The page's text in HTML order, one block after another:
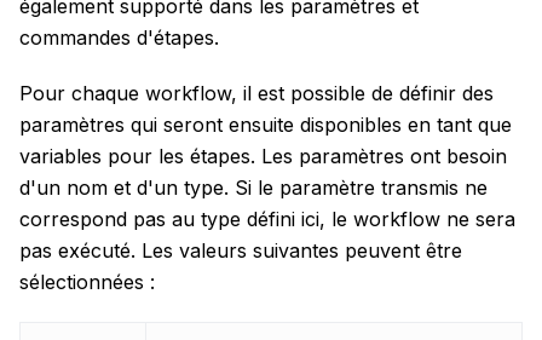
également supporté dans les paramètres et
commandes d'étapes.
Pour chaque workflow, il est possible de définir des
paramètres qui seront ensuite disponibles en tant que
variables pour les étapes. Les paramètres ont besoin
d'un nom et d'un type. Si le paramètre transmis ne
correspond pas au type défini ici, le workflow ne sera
pas exécuté. Les valeurs suivantes peuvent être
sélectionnées :